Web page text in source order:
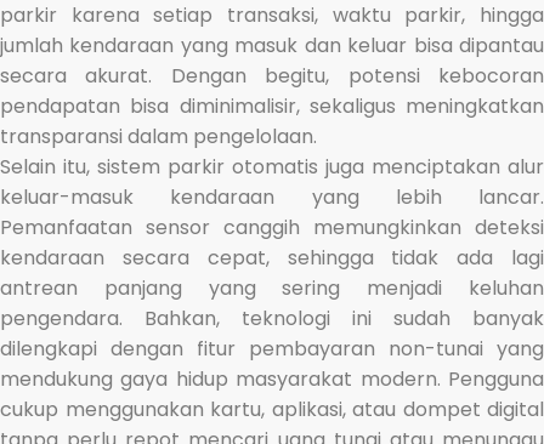
parkir karena setiap transaksi, waktu parkir, hingga
jumlah kendaraan yang masuk dan keluar bisa dipantau
secara akurat. Dengan begitu, potensi kebocoran
pendapatan bisa diminimalisir, sekaligus meningkatkan
transparansi dalam pengelolaan.
Selain itu, sistem parkir otomatis juga menciptakan alur
keluar-masuk kendaraan yang lebih lancar.
Pemanfaatan sensor canggih memungkinkan deteksi
kendaraan secara cepat, sehingga tidak ada lagi
antrean panjang yang sering menjadi keluhan
pengendara. Bahkan, teknologi ini sudah banyak
dilengkapi dengan fitur pembayaran non-tunai yang
mendukung gaya hidup masyarakat modern. Pengguna
cukup menggunakan kartu, aplikasi, atau dompet digital